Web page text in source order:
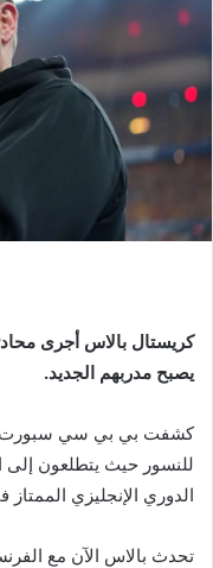
كريستال بالاس
يصبح مدربهم الجديد.
كشفت بي بي سي سبورت
للنسور حيث يتطلعون إلى
الدوري الإنجليزي